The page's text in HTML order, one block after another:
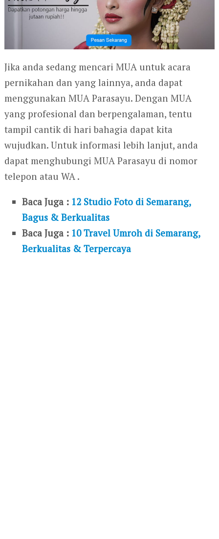
Jika anda sedang mencari MUA untuk acara
pernikahan dan yang lainnya, anda dapat
menggunakan MUA Parasayu. Dengan MUA
yang profesional dan berpengalaman, tentu
tampil cantik di hari bahagia dapat kita
wujudkan. Untuk informasi lebih lanjut, anda
dapat menghubungi MUA Parasayu di nomor
telepon atau WA .
Baca Juga : 12 Studio Foto di Semarang,
Bagus & Berkualitas
Baca Juga : 10 Travel Umroh di Semarang,
Berkualitas & Terpercaya